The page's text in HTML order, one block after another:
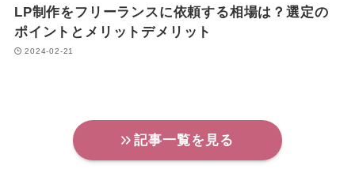
LP制作をフリーランスに依頼する相場は？選定の
ポイントとメリットデメリット
2024-02-21
記事一覧を見る